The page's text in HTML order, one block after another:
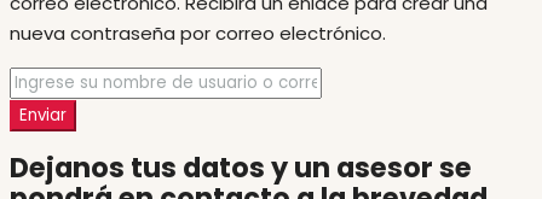
nueva contraseña por correo electrónico.
Enviar
Dejanos tus datos y un asesor se